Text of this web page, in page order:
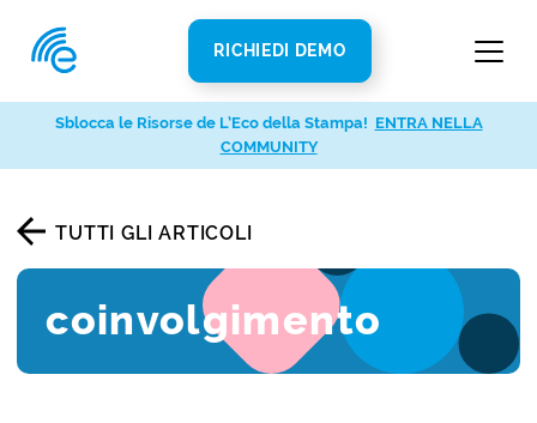
RICHIEDI DEMO
TUTTI GLI ARTICOLI
coinvolgimento
Sblocca le Risorse de L’Eco della Stampa! ENTRA NELLA
COMMUNITY